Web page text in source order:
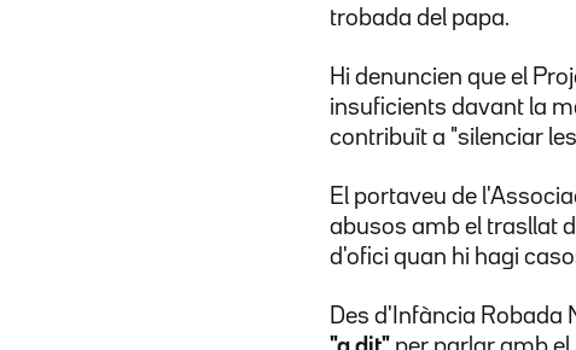
trobada del papa.
Hi denuncien que el
insuficients davant la
contribuït a "silenciar
El portaveu de
abusos amb el trasllat
d'ofici quan hi hagi
Des d'Infància Robada